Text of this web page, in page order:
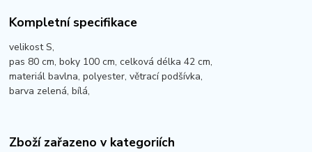
Kompletní specifikace
velikost S,
pas 80 cm, boky 100 cm, celková délka 42 cm,
materiál bavlna, polyester, větrací podšívka,
barva zelená, bílá,
Zboží zařazeno v kategoriích